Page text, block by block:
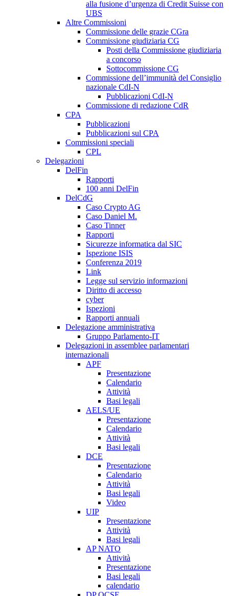
alla fusione d’urgenza di Credit Suisse con
UBS
Altre Commissioni
Commissione delle grazie CGra
Commissione giudiziaria CG
Posti della Commissione giudiziaria
a concorso
Sottocommissione CG
Commissione dell’immunità del Consiglio
nazionale CdI-N
Pubblicazioni CdI-N
Commissione di redazione CdR
CPA
Pubblicazioni
Pubblicazioni sul CPA
Commissioni speciali
CPL
Delegazioni
DelFin
Rapporti
100 anni DelFin
DelCdG
Caso Crypto AG
Caso Daniel M.
Caso Tinner
Rapporti
Sicurezze informatica dal SIC
Ispezione ISIS
Conferenza 2019
Link
Legge sul servizio informazioni
Diritto di accesso
cyber
Ispezioni
Rapporti annuali
Delegazione amministrativa
Gruppo Parlamento-IT
Delegazioni in assemblee parlamentari
internazionali
APF
Presentazione
Calendario
Attività
Basi legali
AELS/UE
Presentazione
Calendario
Attività
Basi legali
DCE
Presentazione
Calendario
Attività
Basi legali
Video
UIP
Presentazione
Attività
Basi legali
AP NATO
Attività
Presentazione
Basi legali
calendario